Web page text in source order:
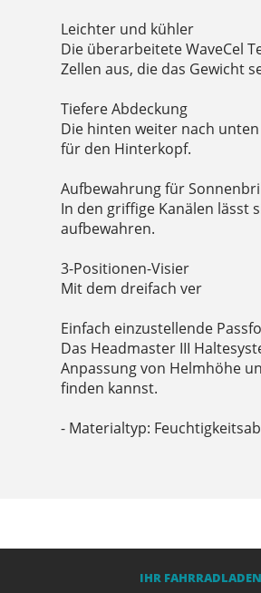
Leichter und kühler
Die überarbeitete WaveCel
Zellen aus, die das Gewicht
Tiefere Abdeckung
Die hinten weiter nach
für den Hinterkopf.
Aufbewahrung für
In den griffige Kanälen lässt
aufbewahren.
3-Positionen-Visier
Mit dem dreifach ver
Einfach einzustellende
Das Headmaster III
Anpassung von Helmhöhe
finden kannst.
- Materialtyp:
IHR